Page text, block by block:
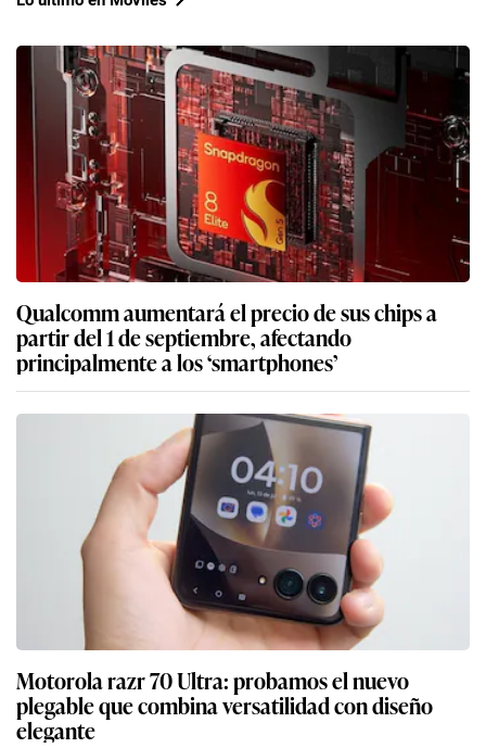
Qualcomm aumentará el precio de sus chips a
partir del 1 de septiembre, afectando
principalmente a los ‘smartphones’
Motorola razr 70 Ultra: probamos el nuevo
plegable que combina versatilidad con diseño
elegante